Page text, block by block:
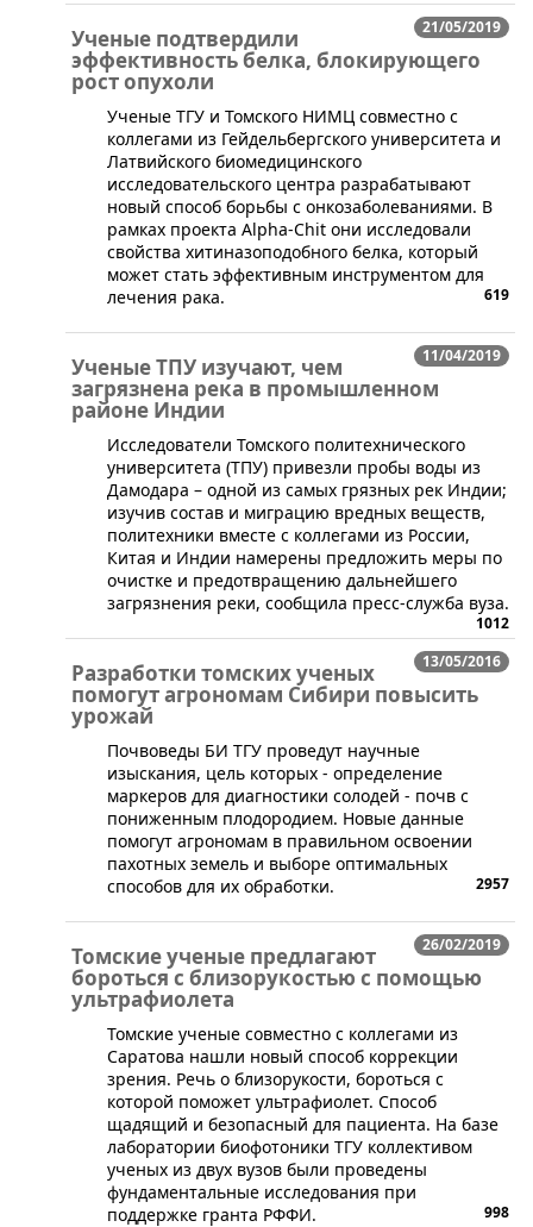
21/05/2019
Ученые подтвердили
эффективность белка, блокирующего
рост опухоли
​Ученые ТГУ и Томского НИМЦ совместно с
коллегами из Гейдельбергского университета и
Латвийского биомедицинского
исследовательского центра разрабатывают
новый способ борьбы с онкозаболеваниями. В
рамках проекта Alpha-Chit они исследовали
свойства хитиназоподобного белка, который
может стать эффективным инструментом для
лечения рака.
619
11/04/2019
Ученые ТПУ изучают, чем
загрязнена река в промышленном
районе Индии
​Исследователи Томского политехнического
университета (ТПУ) привезли пробы воды из
Дамодара – одной из самых грязных рек Индии;
изучив состав и миграцию вредных веществ,
политехники вместе с коллегами из России,
Китая и Индии намерены предложить меры по
очистке и предотвращению дальнейшего
загрязнения реки, сообщила пресс-служба вуза.
1012
13/05/2016
Разработки томских ученых
помогут агрономам Сибири повысить
урожай
​Почвоведы БИ ТГУ проведут научные
изыскания, цель которых - определение
маркеров для диагностики солодей - почв с
пониженным плодородием. Новые данные
помогут агрономам в правильном освоении
пахотных земель и выборе оптимальных
способов для их обработки.
2957
26/02/2019
Томские ученые предлагают
бороться с близорукостью с помощью
ультрафиолета
​Томские ученые совместно с коллегами из
Саратова нашли новый способ коррекции
зрения. Речь о близорукости, бороться с
которой поможет ультрафиолет. Способ
щадящий и безопасный для пациента. На базе
лаборатории биофотоники ТГУ коллективом
ученых из двух вузов были проведены
фундаментальные исследования при
поддержке гранта РФФИ.
998